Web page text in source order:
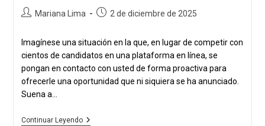
Autor
la
publicación:
Mariana Lima
Publicación
2 de diciembre de 2025
Imagínese una situación en la que, en lugar de competir con
cientos de candidatos en una plataforma en línea, se
pongan en contacto con usted de forma proactiva para
ofrecerle una oportunidad que ni siquiera se ha anunciado.
Suena a...
Continuar LeyendoCómo